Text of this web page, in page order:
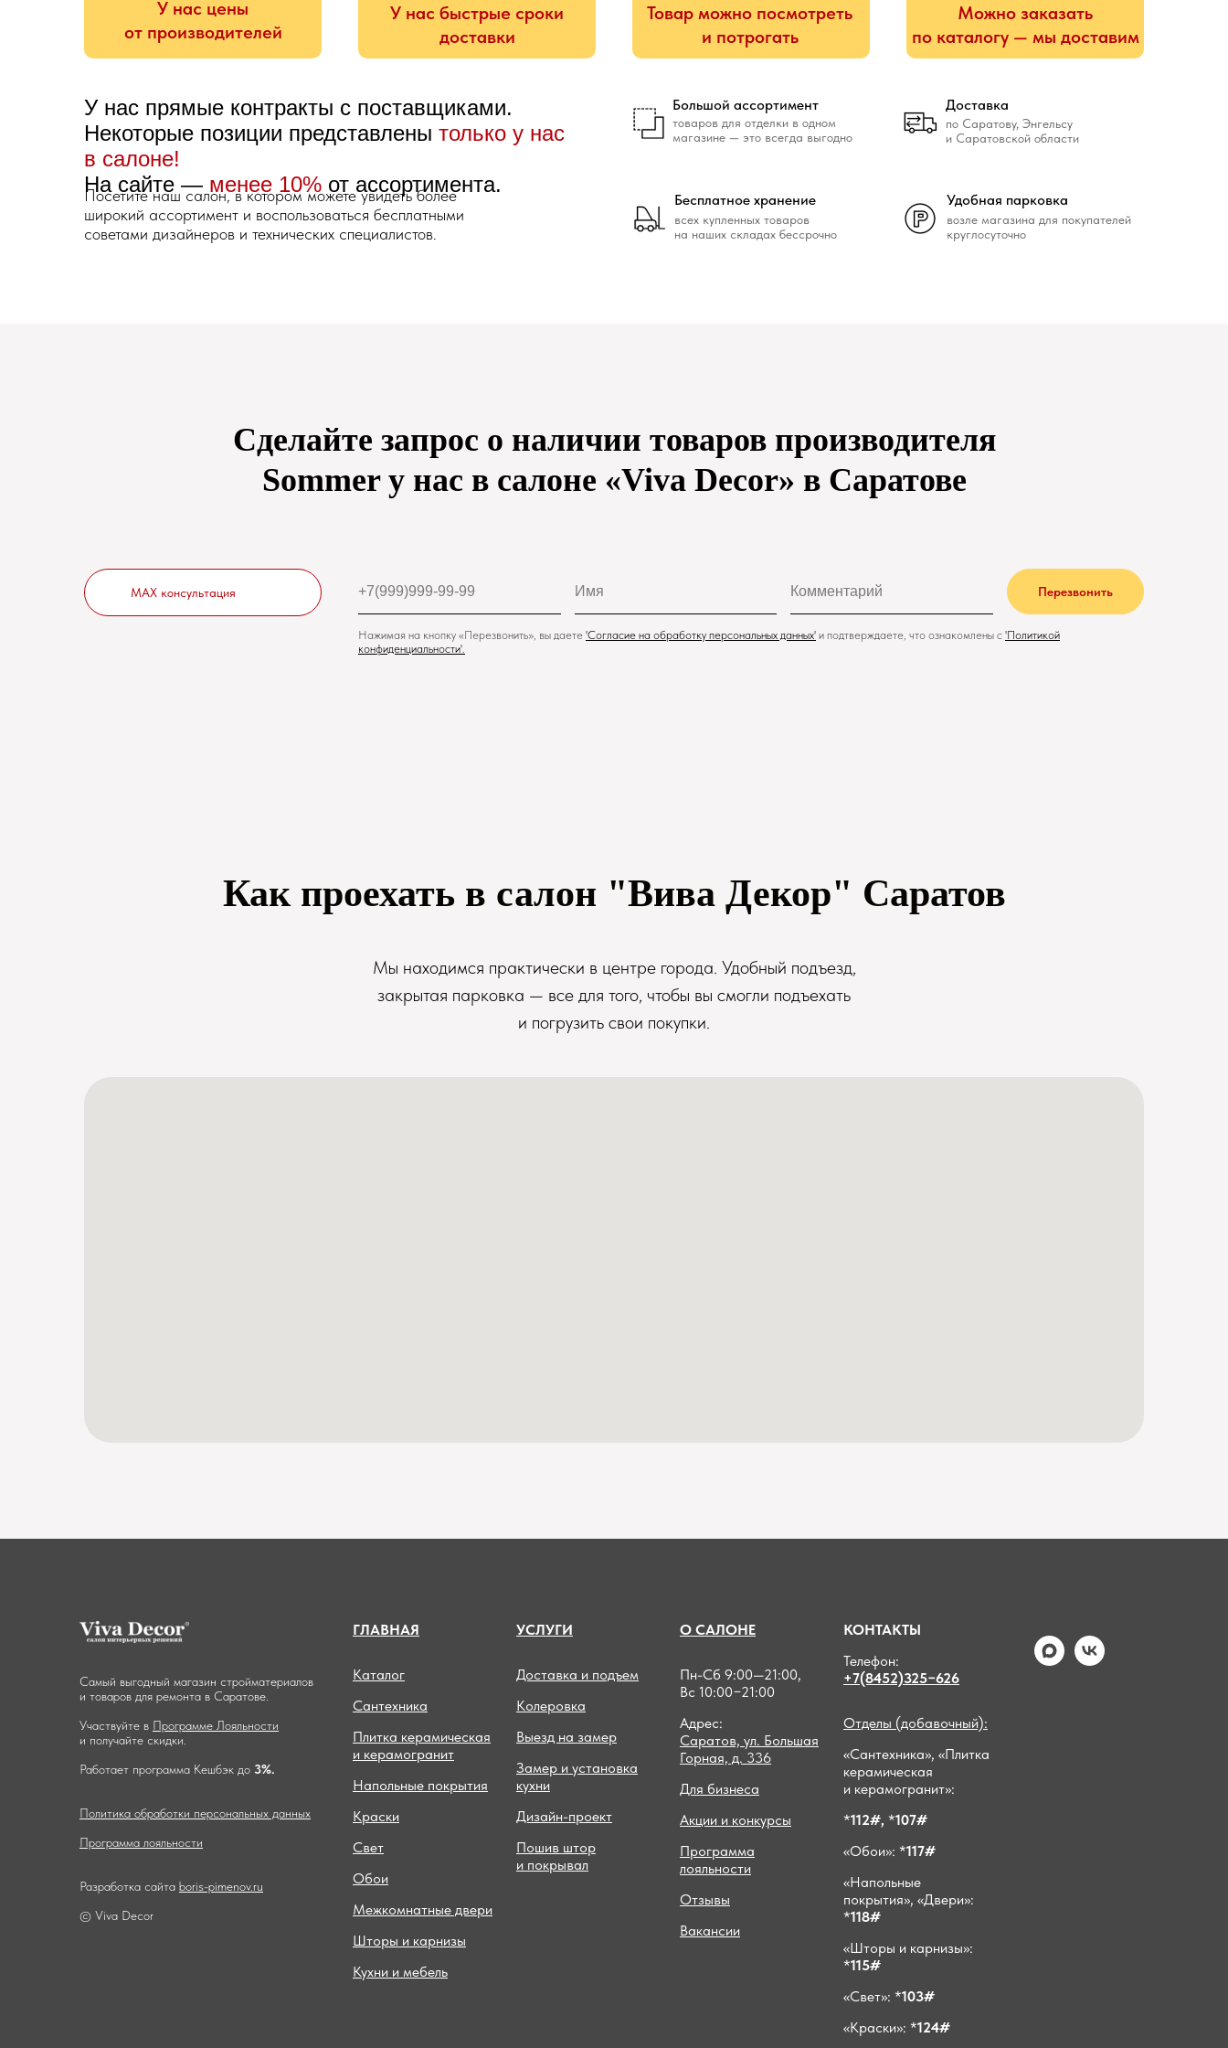
Можно заказать
по каталогу — мы доставим
У нас быстрые сроки
доставки
Товар можно посмотреть
и потрогать
У нас цены
от производителей
возле магазина для покупателей
круглосуточно
Удобная парковка
всех купленных товаров
на наших складах бессрочно
Бесплатное хранение
товаров для отделки в одном
магазине — это всегда выгодно
Большой ассортимент
по Саратову, Энгельсу
и Саратовской области
Доставка
У нас прямые контракты с поставщиками.
Некоторые позиции представлены только у нас
в салоне!
На сайте — менее 10% от ассортимента.
Посетите наш салон, в котором можете увидеть более
широкий ассортимент и воспользоваться бесплатными
советами дизайнеров и технических специалистов.
Сделайте запрос о наличии товаров производителя
Sommer у нас в салоне «Viva Decor» в Саратове
Перезвонить
Нажимая на кнопку «Перезвонить», вы даете 'Cогласие на обработку персональных данных' и подтверждаете, что ознакомлены с 'Политикой
конфиденциальности'.
MAX консультация
Как проехать в салон "Вива Декор" Саратов
Мы находимся практически в центре города. Удобный подъезд,
закрытая парковка — все для того, чтобы вы смогли подъехать
и погрузить свои покупки.
Самый выгодный магазин стройматериалов
и товаров для ремонта в Саратове.
Участвуйте в Программе Лояльности
и получайте скидки.
Работает программа Кешбэк до 3%.
Политика обработки персональных данных
Программа лояльности
Разработка сайта boris-pimenov.ru
© Viva Decor
ГЛАВНАЯ
Каталог
Сантехника
Плитка керамическая
и керамогранит
Напольные покрытия
Краски
Свет
Обои
Межкомнатные двери
Шторы и карнизы
Кухни и мебель
УСЛУГИ
Доставка и подъем
Колеровка
Выезд на замер
Замер и установка
кухни
Дизайн-проект
Пошив штор
и покрывал
О САЛОНЕ
Пн-Сб 9:00—21:00,
Вс 10:00−21:00
Адрес:
Саратов, ул. Большая
Горная, д. 336
Для бизнеса
Акции и конкурсы
Программа
лояльности
Отзывы
Вакансии
КОНТАКТЫ
Телефон:
+7(8452)325−626
Отделы (добавочный):
«Сантехника», «Плитка
керамическая
и керамогранит»:
*112#, *107#
«Обои»: *117#
«Напольные
покрытия», «Двери»:
*118#
«Шторы и карнизы»:
*115#
«Свет»: *103#
«Краски»: *124#